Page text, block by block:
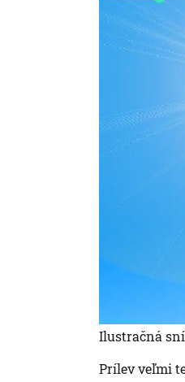
Ilustračná
Prílev veľmi